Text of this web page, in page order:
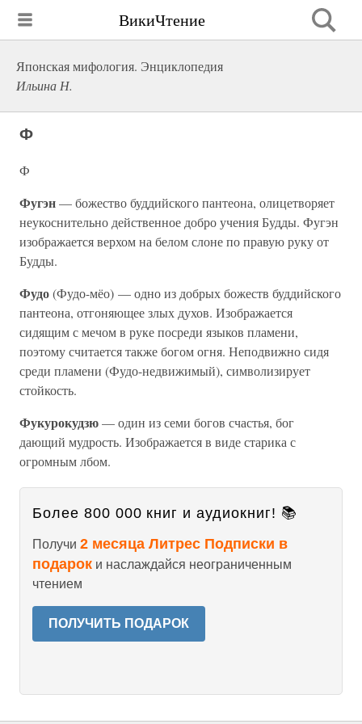
ВикиЧтение
Японская мифология. Энциклопедия
Ильина Н.
Ф
Ф
Фугэн— божество буддийского пантеона, олицетворяет
неукоснительно действенное добро учения Будды. Фугэн
изображается верхом на белом слоне по правую руку от
Будды.
Фудо(Фудо-мёо) — одно из добрых божеств буддийского
пантеона, отгоняющее злых духов. Изображается
сидящим с мечом в руке посреди языков пламени,
поэтому считается также богом огня. Неподвижно сидя
среди пламени (Фудо-недвижимый), символизирует
стойкость.
Фукурокудзю— один из семи богов счастья, бог
дающий мудрость. Изображается в виде старика с
огромным лбом.
Более 800 000 книг и аудиокниг! 📚
Получи 2 месяца Литрес Подписки в
подарок и наслаждайся неограниченным
чтением
ПОЛУЧИТЬ ПОДАРОК